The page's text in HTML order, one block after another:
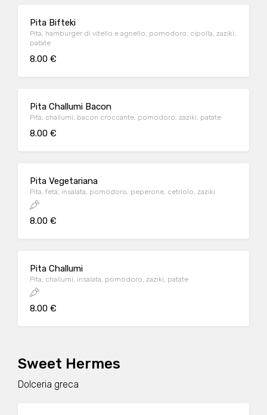
Pita Bifteki
Pita, hamburger di vitello e agnello, pomodoro, cipolla, zaziki,
patate
8.00 €
Pita Challumi Bacon
Pita, challumi, bacon croccante, pomodoro, zaziki, patate
8.00 €
Pita Vegetariana
Pita, feta, insalata, pomodoro, peperone, cetriolo, zaziki
8.00 €
Pita Challumi
Pita, challumi, insalata, pomodoro, zaziki, patate
8.00 €
Sweet Hermes
Dolceria greca